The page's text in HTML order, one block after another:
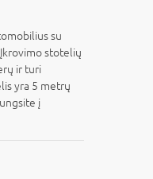
su
stotelių
ir turi
yra 5 metrų
į